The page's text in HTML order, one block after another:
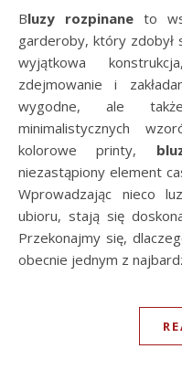
Bluzy rozpinane to
garderoby, który zdobył
wyjątkowa
zdejmowanie i
wygodne, ale
minimalistycznych
kolorowe printy,
niezastąpiony element
Wprowadzając nieco
ubioru, stają się
Przekonajmy się,
obecnie jednym z